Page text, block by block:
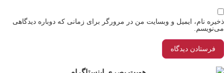
نام، ایمیل و وبسایت من در مرورگر برای زمانی که دوباره دیدگاهی